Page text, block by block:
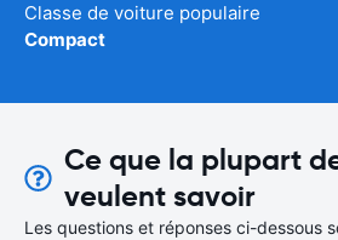
Classe de voiture populaire
Compact
Ce que la plupart
veulent savoir
Les questions et réponses ci-dessous